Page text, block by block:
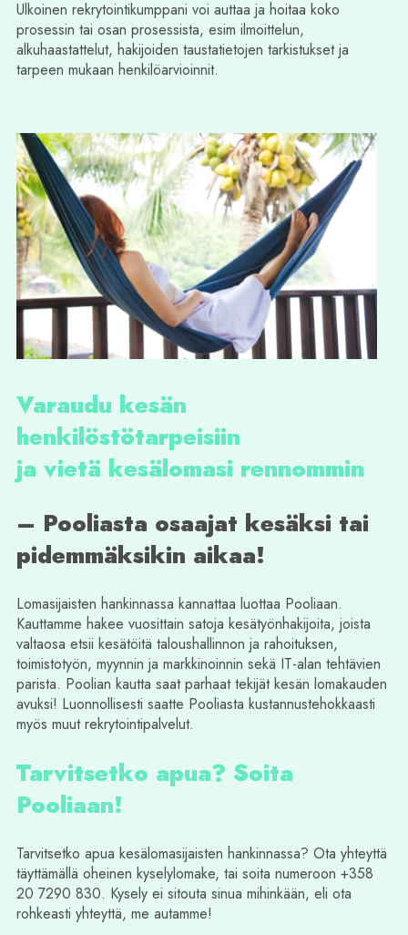
Ulkoinen rekrytointikumppani voi auttaa ja hoitaa koko
prosessin tai osan prosessista, esim ilmoittelun,
alkuhaastattelut, hakijoiden taustatietojen tarkistukset ja
tarpeen mukaan henkilöarvioinnit.
Varaudu kesän
henkilöstötarpeisiin
ja vietä kesälomasi rennommin
– Pooliasta osaajat kesäksi tai
pidemmäksikin aikaa!
Lomasijaisten hankinnassa kannattaa luottaa Pooliaan.
Kauttamme hakee vuosittain satoja kesätyönhakijoita, joista
valtaosa etsii kesätöitä taloushallinnon ja rahoituksen,
toimistotyön, myynnin ja markkinoinnin sekä IT-alan tehtävien
parista. Poolian kautta saat parhaat tekijät kesän lomakauden
avuksi! Luonnollisesti saatte Pooliasta kustannustehokkaasti
myös muut rekrytointipalvelut.
Tarvitsetko apua? Soita
Pooliaan!
Tarvitsetko apua kesälomasijaisten hankinnassa? Ota yhteyttä
täyttämällä oheinen kyselylomake, tai soita numeroon +358
20 7290 830. Kysely ei sitouta sinua mihinkään, eli ota
rohkeasti yhteyttä, me autamme!